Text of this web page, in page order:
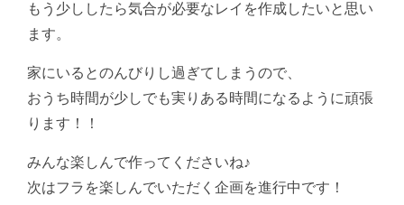
もう少ししたら気合が必要なレイを作成したいと思い
ます。
家にいるとのんびりし過ぎてしまうので、
おうち時間が少しでも実りある時間になるように頑張
ります！！
みんな楽しんで作ってくださいね♪
次はフラを楽しんでいただく企画を進行中です！